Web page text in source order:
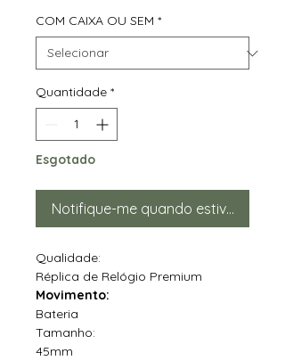
COM CAIXA OU SEM *
Quantidade *
Esgotado
Notifique-me quando estiver
Qualidade:
Réplica de Relógio Premium
Movimento:
Bateria
Tamanho:
45mm